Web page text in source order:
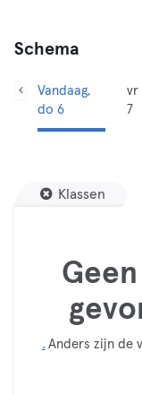
Schema
Vandaag,
do 6
vr
7
Klassen
. Anders zijn de